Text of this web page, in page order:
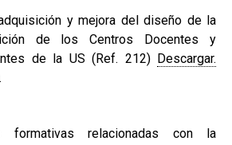
y mejora del diseño de la
de los Centros Docentes y
de la US (Ref. 212) Descargar.
formativas relacionadas con la